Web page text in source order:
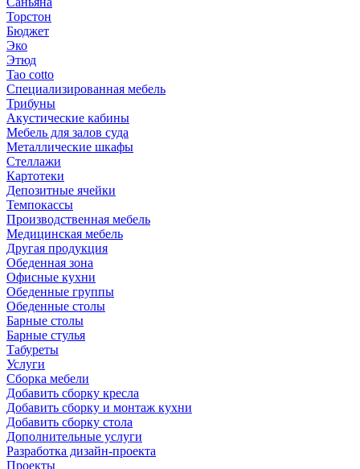
Торстон
Бюджет
Эко
Этюд
Tao cotto
Специализированная мебель
Трибуны
Акустические кабины
Мебель для залов суда
Металлические шкафы
Стеллажи
Картотеки
Депозитные ячейки
Темпокассы
Производственная мебель
Медицинская мебель
Другая продукция
Обеденная зона
Офисные кухни
Обеденные группы
Обеденные столы
Барные столы
Барные стулья
Табуреты
Услуги
Сборка мебели
Добавить сборку кресла
Добавить сборку и монтаж кухни
Добавить сборку стола
Дополнительные услуги
Разработка дизайн-проекта
Проекты